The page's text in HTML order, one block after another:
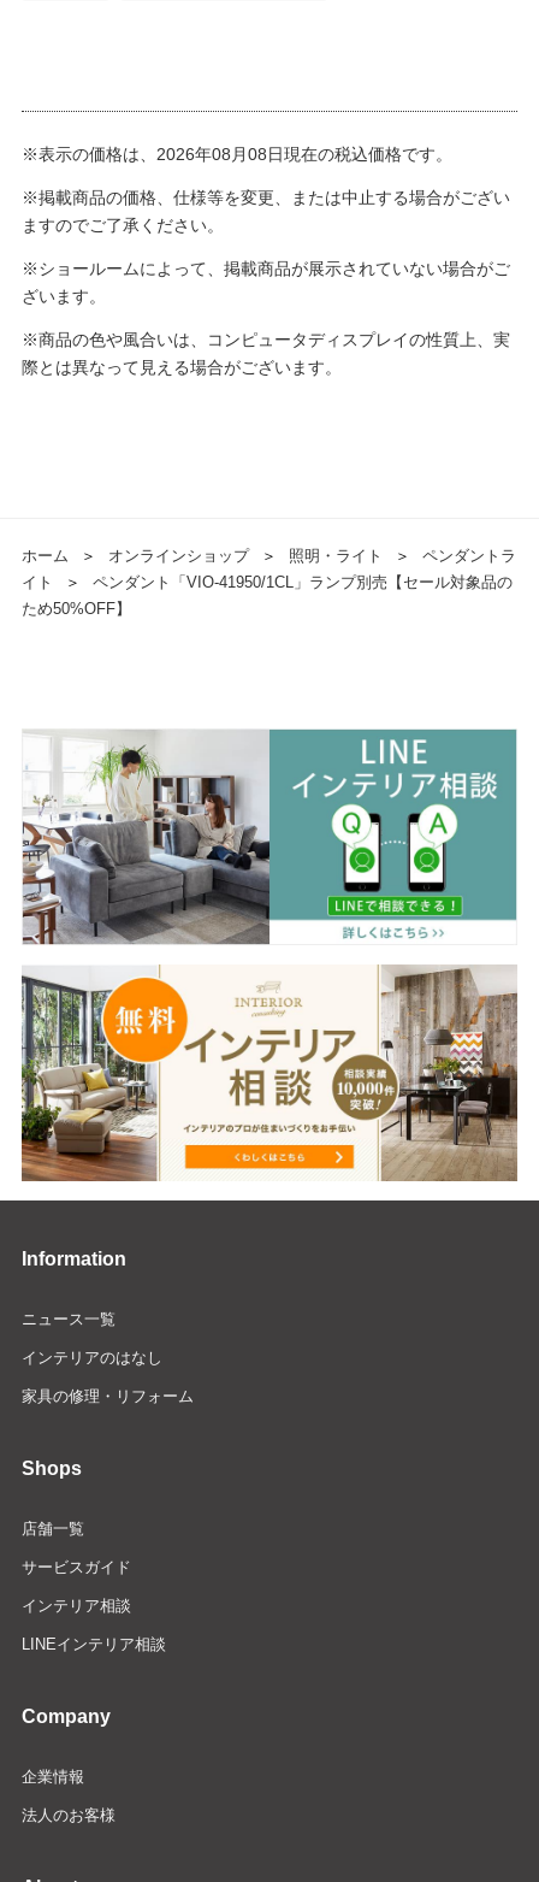
※表示の価格は、2026年08月08日現在の税込価格です。
※掲載商品の価格、仕様等を変更、または中止する場合がござい
ますのでご了承ください。
※ショールームによって、掲載商品が展示されていない場合がご
ざいます。
※商品の色や風合いは、コンピュータディスプレイの性質上、実
際とは異なって見える場合がございます。
ホーム ＞ オンラインショップ ＞ 照明・ライト ＞
ペンダントラ
イト
＞
ペンダント「VIO-41950/1CL」ランプ別売【セール対象品の
ため50%OFF】
Information
ニュース一覧
インテリアのはなし
家具の修理・リフォーム
Shops
店舗一覧
サービスガイド
インテリア相談
LINEインテリア相談
Company
企業情報
法人のお客様